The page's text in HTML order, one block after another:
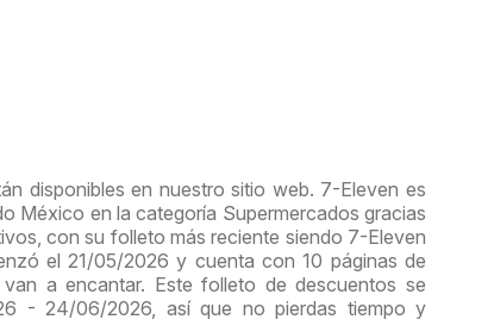
disponibles en nuestro sitio web. 7-Eleven es
México en la categoría Supermercados gracias
con su folleto más reciente siendo 7-Eleven
el 21/05/2026 y cuenta con 10 páginas de
a encantar. Este folleto de descuentos se
- 24/06/2026, así que no pierdas tiempo y